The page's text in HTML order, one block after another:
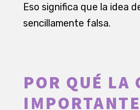
Eso significa que la idea
sencillamente falsa.
POR QUÉ LA
IMPORTANTE